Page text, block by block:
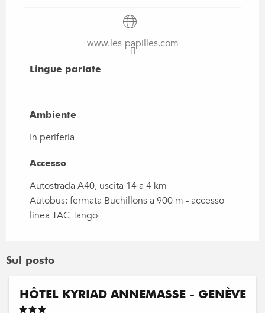
www.les-papilles.com
Lingue parlate
Lingue parlate
Ambiente
Ambiente
In periferia
Accesso
Accesso
Autostrada A40, uscita 14 a 4 km
Autobus: fermata Buchillons a 900 m - accesso
linea TAC Tango
Sul posto
HÔTEL KYRIAD ANNEMASSE - GENÈVE